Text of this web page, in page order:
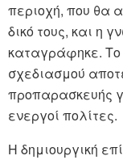
περιοχή, που θα
δικό τους, και η
καταγράφηκε. Το
σχεδιασμού
προπαρασκευής
ενεργοί πολίτες.
Η δημιουργική